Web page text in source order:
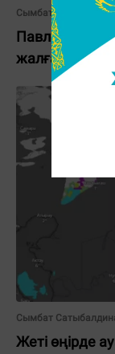
Сымбат Сатыбалдина
Павлодарда
жалған
Сымбат
Жеті өңірде